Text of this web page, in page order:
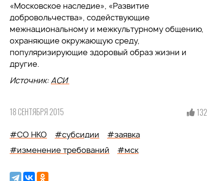
«Московское наследие», «Развитие
добровольчества», содействующие
межнациональному и межкультурному общению,
охраняющие окружающую среду,
популяризирующие здоровый образ жизни и
другие.
Источник:АСИ
18 СЕНТЯБРЯ 2015 132
#СО НКО #субсидии
#заявка
#изменение требований
#мск